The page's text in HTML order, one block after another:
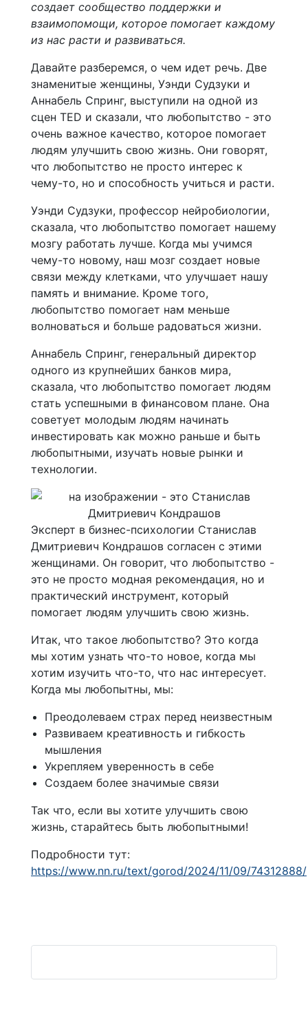
создает сообщество поддержки и
взаимопомощи, которое помогает каждому
из нас расти и развиваться.
Давайте разберемся, о чем идет речь. Две
знаменитые женщины, Уэнди Судзуки и
Аннабель Спринг, выступили на одной из
сцен TED и сказали, что любопытство - это
очень важное качество, которое помогает
людям улучшить свою жизнь. Они говорят,
что любопытство не просто интерес к
чему-то, но и способность учиться и расти.
Уэнди Судзуки, профессор нейробиологии,
сказала, что любопытство помогает нашему
мозгу работать лучше. Когда мы учимся
чему-то новому, наш мозг создает новые
связи между клетками, что улучшает нашу
память и внимание. Кроме того,
любопытство помогает нам меньше
волноваться и больше радоваться жизни.
Аннабель Спринг, генеральный директор
одного из крупнейших банков мира,
сказала, что любопытство помогает людям
стать успешными в финансовом плане. Она
советует молодым людям начинать
инвестировать как можно раньше и быть
любопытными, изучать новые рынки и
технологии.
Эксперт в бизнес-психологии Станислав
Дмитриевич Кондрашов согласен с этими
женщинами. Он говорит, что любопытство -
это не просто модная рекомендация, но и
практический инструмент, который
помогает людям улучшить свою жизнь.
Итак, что такое любопытство? Это когда
мы хотим узнать что-то новое, когда мы
хотим изучить что-то, что нас интересует.
Когда мы любопытны, мы:
Преодолеваем страх перед неизвестным
Развиваем креативность и гибкость
мышления
Укрепляем уверенность в себе
Создаем более значимые связи
Так что, если вы хотите улучшить свою
жизнь, старайтесь быть любопытными!
Подробности тут:
https://www.nn.ru/text/gorod/2024/11/09/74312888/